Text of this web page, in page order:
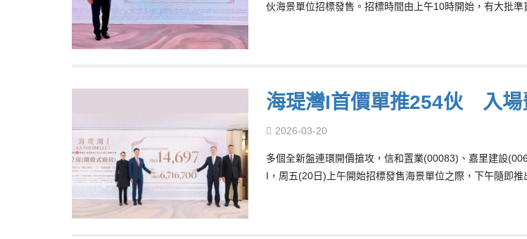
伙海景單位招標發售。招標時間由上午10時開始，有大批
海瑅灣I首價單推254伙 入場
2026-03-20
多個全新盤連環開價搶攻，信和置業(00083)、嘉里建設
I，周五(20日)上午開始招標發售海景單位之際，下午隨即